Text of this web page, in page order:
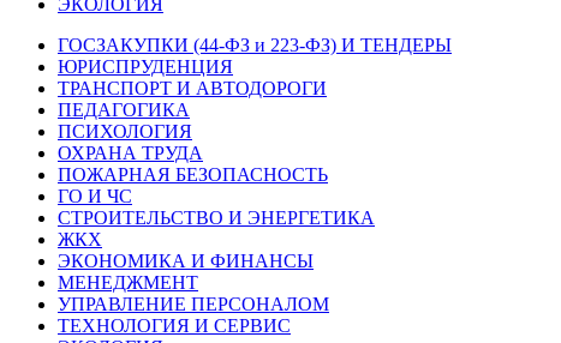
ЭКОЛОГИЯ
ГОСЗАКУПКИ (44-ФЗ и 223-ФЗ) И ТЕНДЕРЫ
ЮРИСПРУДЕНЦИЯ
ТРАНСПОРТ И АВТОДОРОГИ
ПЕДАГОГИКА
ПСИХОЛОГИЯ
ОХРАНА ТРУДА
ПОЖАРНАЯ БЕЗОПАСНОСТЬ
ГО И ЧС
СТРОИТЕЛЬСТВО И ЭНЕРГЕТИКА
ЖКХ
ЭКОНОМИКА И ФИНАНСЫ
МЕНЕДЖМЕНТ
УПРАВЛЕНИЕ ПЕРСОНАЛОМ
ТЕХНОЛОГИЯ И СЕРВИС